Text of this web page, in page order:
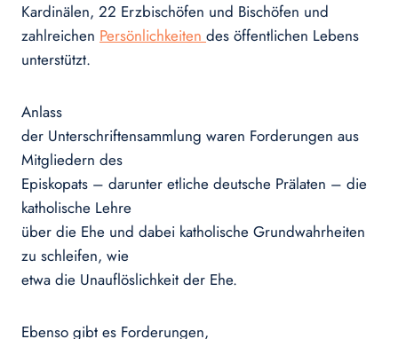
Kardinälen, 22 Erzbischöfen und Bischöfen und
zahlreichen Persönlichkeiten des öffentlichen Lebens
unterstützt.
Anlass
der Unterschriftensammlung waren Forderungen aus
Mitgliedern des
Episkopats – darunter etliche deutsche Prälaten – die
katholische Lehre
über die Ehe und dabei katholische Grundwahrheiten
zu schleifen, wie
etwa die Unauflöslichkeit der Ehe.
Ebenso gibt es Forderungen,